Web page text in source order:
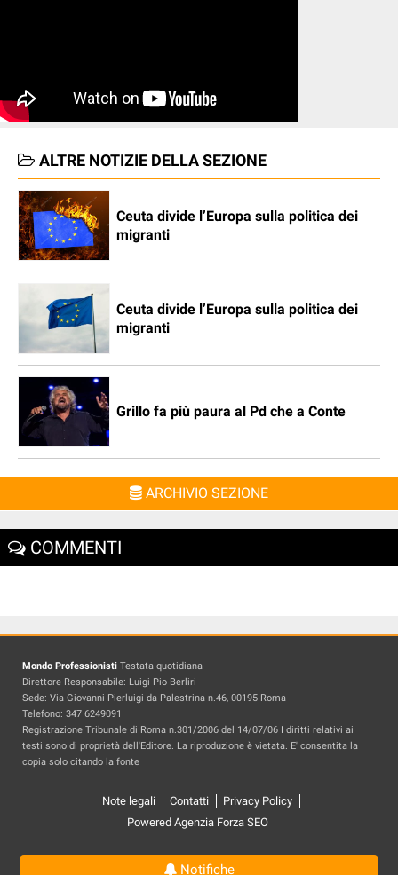
ALTRE NOTIZIE DELLA SEZIONE
Ceuta divide l’Europa sulla politica dei
migranti
Ceuta divide l’Europa sulla politica dei
migranti
Grillo fa più paura al Pd che a Conte
ARCHIVIO SEZIONE
COMMENTI
Mondo Professionisti Testata quotidiana
Direttore Responsabile: Luigi Pio Berliri
Sede: Via Giovanni Pierluigi da Palestrina n.46, 00195 Roma
Telefono: 347 6249091
Registrazione Tribunale di Roma n.301/2006 del 14/07/06 I diritti relativi ai
testi sono di proprietà dell'Editore. La riproduzione è vietata. E' consentita la
copia solo citando la fonte
Note legali Contatti
Privacy Policy
Powered Agenzia Forza SEO
Notifiche